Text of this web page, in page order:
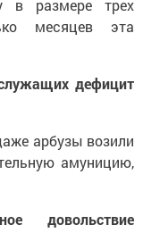
в размере трех
месяцев эта
дефицит
арбузы возили
амуницию,
довольствие